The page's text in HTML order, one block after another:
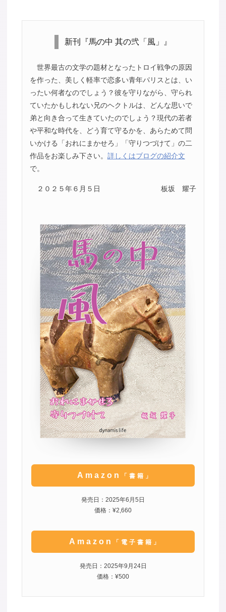
新刊『馬の中 其の弐「風」』
世界最古の文学の題材となったトロイ戦争の原因
を作った、美しく軽率で恋多い青年パリスとは、い
ったい何者なのでしょう？彼を守りながら、守られ
ていたかもしれない兄のヘクトルは、どんな思いで
弟と向き合って生きていたのでしょう？現代の若者
や平和な時代を、どう育て守るかを、あらためて問
いかける「おれにまかせろ」「守りつづけて」の二
作品をお楽しみ下さい。 詳しくはブログの紹介文
で。
２０２５年６月５日 板坂 耀子
Amazon 「書籍」
発売日：2025年6月5日
価格：¥2,660
Amazon 「電子書籍」
発売日：2025年9月24日
価格：¥500